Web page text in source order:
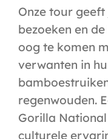
Onze tour
bezoeken en
oog te komen
verwanten in
regenwouden.
Gorilla
culturele